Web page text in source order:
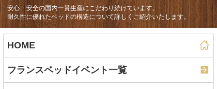
安心・安全の国内一貫生産にこだわり続けています。
耐久性に優れたベッドの構造について詳しくご紹介いたします。
HOME
フランスベッドイベント一覧